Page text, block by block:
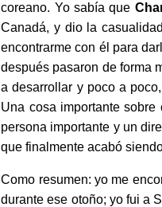
coreano. Yo sabía que
Canadá, y dio la
encontrarme con él para
después pasaron de forma
a desarrollar y poco a
Una cosa importante sobre
persona importante y un
que finalmente acabó
Como resumen: yo me
durante ese otoño; yo fui a